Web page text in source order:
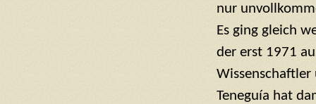
nur
Es ging gleich
der erst 1971
Wissenschaftler
Teneguía hat